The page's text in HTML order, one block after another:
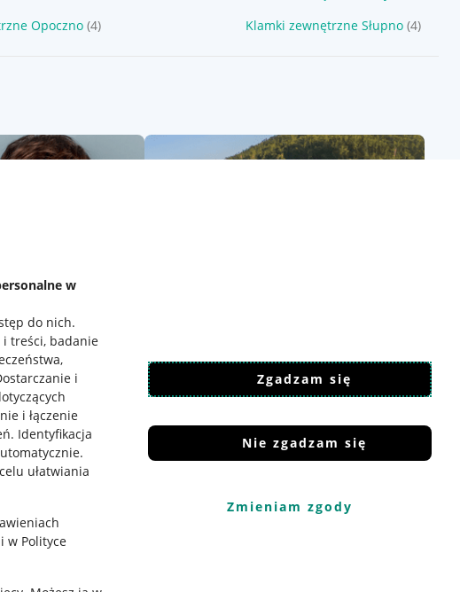
w
do nich.
treści, badanie
i
i łączenie
. Identyfikacja
.
ułatwiania
w Polityce
Zgadzam się
Nie zgadzam się
Zmieniam zgody
Opoczno (4) Klamki zewnętrzne Słupno (4)